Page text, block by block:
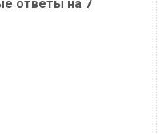
ответы на 7